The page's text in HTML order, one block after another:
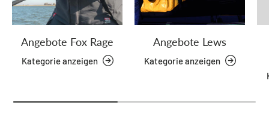
Angebote Fox Rage
Kategorie anzeigen
Angebote Lews
Kategorie anzeigen